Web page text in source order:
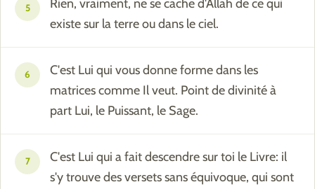
5
Rien, vraiment, ne se cache d'Allah de ce qui
existe sur la terre ou dans le ciel.
6
C'est Lui qui vous donne forme dans les
matrices comme Il veut. Point de divinité à
part Lui, le Puissant, le Sage.
7
C'est Lui qui a fait descendre sur toi le Livre: il
s'y trouve des versets sans équivoque, qui sont